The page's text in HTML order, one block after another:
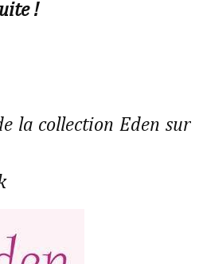
!
la collection Eden sur